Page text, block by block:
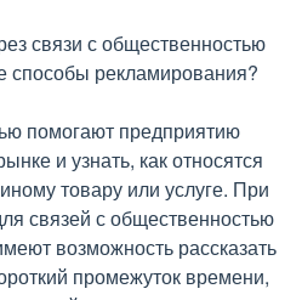
связи с общественностью
способы рекламирования?
помогают предприятию
и узнать, как относятся
товару или услуге. При
связей с общественностью
возможность рассказать
промежуток времени,